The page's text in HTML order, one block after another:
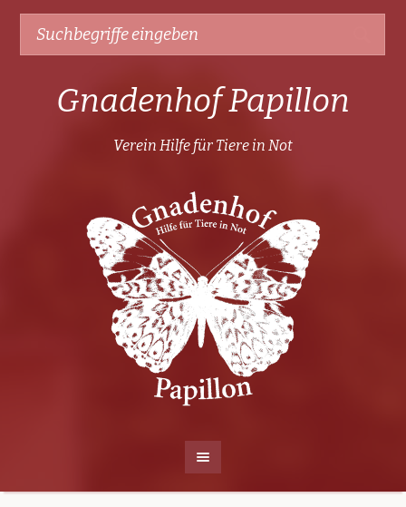
Gnadenhof Papillon
Verein Hilfe für Tiere in Not